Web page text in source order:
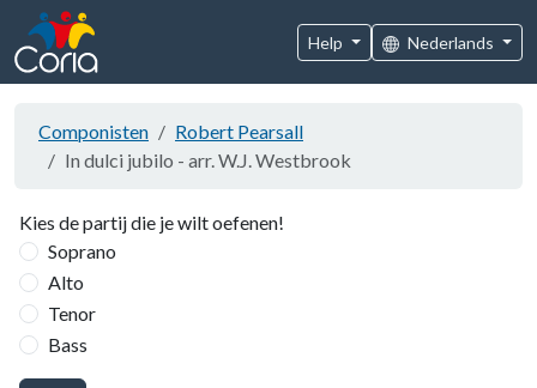
Help Nederlands
Componisten
Robert Pearsall
In dulci jubilo - arr. W.J. Westbrook
Kies de partij die je wilt oefenen!
Soprano
Alto
Tenor
Bass